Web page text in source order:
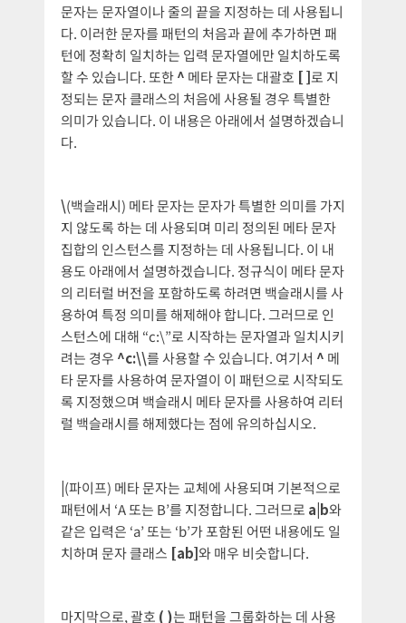
문자는 문자열이나 줄의 끝을 지정하는 데 사용됩니
다. 이러한 문자를 패턴의 처음과 끝에 추가하면 패
턴에 정확히 일치하는 입력 문자열에만 일치하도록
할 수 있습니다. 또한^ 메타 문자는 대괄호 [ ]로 지
정되는 문자 클래스의 처음에 사용될 경우 특별한
의미가 있습니다. 이 내용은 아래에서 설명하겠습니
다.
\(백슬래시) 메타 문자는 문자가 특별한 의미를 가지
지 않도록 하는 데 사용되며 미리 정의된 메타 문자
집합의 인스턴스를 지정하는 데 사용됩니다. 이 내
용도 아래에서 설명하겠습니다. 정규식이 메타 문자
의 리터럴 버전을 포함하도록 하려면 백슬래시를 사
용하여 특정 의미를 해제해야 합니다. 그러므로 인
스턴스에 대해 “c:\”로 시작하는 문자열과 일치시키
려는 경우 ^c:\\를 사용할 수 있습니다. 여기서 ^ 메
타 문자를 사용하여 문자열이 이 패턴으로 시작되도
록 지정했으며 백슬래시 메타 문자를 사용하여 리터
럴 백슬래시를 해제했다는 점에 유의하십시오.
|(파이프) 메타 문자는 교체에 사용되며 기본적으로
패턴에서 ‘A 또는 B’를 지정합니다. 그러므로 a|b와
같은 입력은 ‘a’ 또는 ‘b’가 포함된 어떤 내용에도 일
치하며 문자 클래스 [ab]와 매우 비슷합니다.
마지막으로, 괄호 ( )는 패턴을 그룹화하는 데 사용